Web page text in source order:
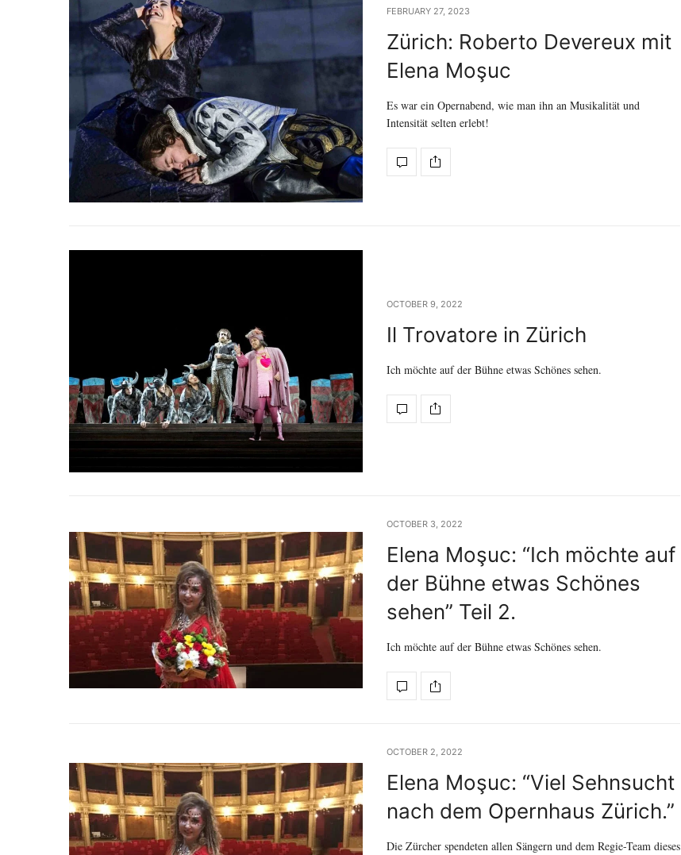
FEBRUARY 27, 2023
Zürich: Roberto Devereux mit
Elena Moşuc
Es war ein Opernabend, wie man ihn an Musikalität und
Intensität selten erlebt!
OCTOBER 9, 2022
Il Trovatore in Zürich
Ich möchte auf der Bühne etwas Schönes sehen.
OCTOBER 3, 2022
Elena Moşuc: “Ich möchte auf
der Bühne etwas Schönes
sehen” Teil 2.
Ich möchte auf der Bühne etwas Schönes sehen.
OCTOBER 2, 2022
Elena Moşuc: “Viel Sehnsucht
nach dem Opernhaus Zürich.”
Die Zürcher spendeten allen Sängern und dem Regie-Team dieses